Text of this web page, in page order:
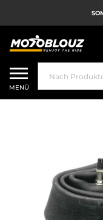
MX,
HIGH-
MENÜ